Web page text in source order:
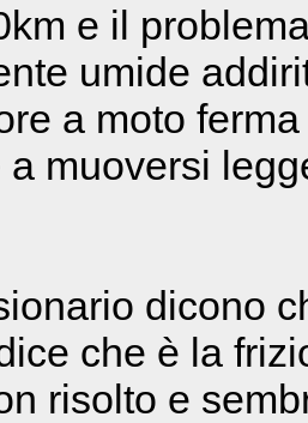
e il
umide
a moto
muoversi
dicono
che è la
risolto e